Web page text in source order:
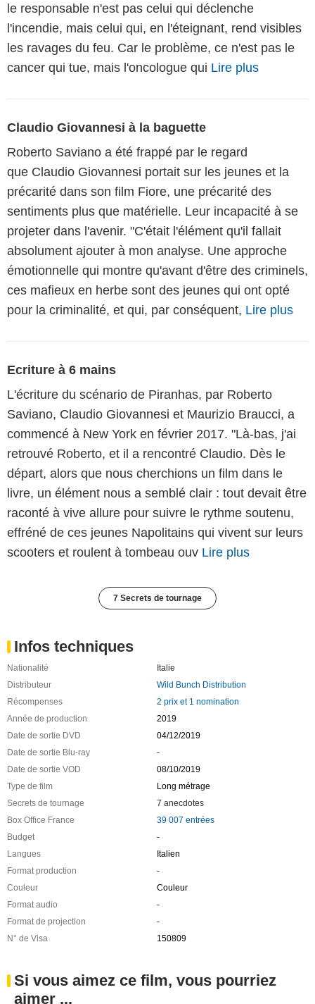
le responsable n'est pas celui qui déclenche
l'incendie, mais celui qui, en l'éteignant, rend visibles
les ravages du feu. Car le problème, ce n'est pas le
cancer qui tue, mais l'oncologue qui Lire plus
Claudio Giovannesi à la baguette
Roberto Saviano a été frappé par le regard
que Claudio Giovannesi portait sur les jeunes et la
précarité dans son film Fiore, une précarité des
sentiments plus que matérielle. Leur incapacité à se
projeter dans l'avenir. "C'était l'élément qu'il fallait
absolument ajouter à mon analyse. Une approche
émotionnelle qui montre qu'avant d'être des criminels,
ces mafieux en herbe sont des jeunes qui ont opté
pour la criminalité, et qui, par conséquent, Lire plus
Ecriture à 6 mains
L'écriture du scénario de Piranhas, par Roberto
Saviano, Claudio Giovannesi et Maurizio Braucci, a
commencé à New York en février 2017. "Là-bas, j'ai
retrouvé Roberto, et il a rencontré Claudio. Dès le
départ, alors que nous cherchions un film dans le
livre, un élément nous a semblé clair : tout devait être
raconté à vive allure pour suivre le rythme soutenu,
effréné de ces jeunes Napolitains qui vivent sur leurs
scooters et roulent à tombeau ouv Lire plus
7 Secrets de tournage
Infos techniques
Nationalité
Italie
Distributeur
Wild Bunch Distribution
Récompenses
2 prix et 1 nomination
Année de production
2019
Date de sortie DVD
04/12/2019
Date de sortie Blu-ray
-
Date de sortie VOD
08/10/2019
Type de film
Long métrage
Secrets de tournage
7 anecdotes
Box Office France
39 007 entrées
Budget
-
Langues
Italien
Format production
-
Couleur
Couleur
Format audio
-
Format de projection
-
N° de Visa
150809
Si vous aimez ce film, vous pourriez
aimer ...